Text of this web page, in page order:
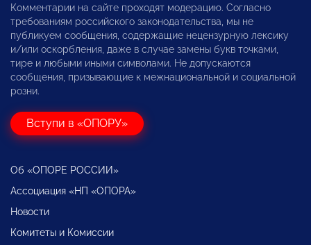
Комментарии на сайте проходят модерацию. Согласно
требованиям российского законодательства, мы не
публикуем сообщения, содержащие нецензурную лексику
и/или оскорбления, даже в случае замены букв точками,
тире и любыми иными символами. Не допускаются
сообщения, призывающие к межнациональной и социальной
розни.
Вступи в «ОПОРУ»
Об «ОПОРЕ РОССИИ»
Ассоциация «НП «ОПОРА»
Новости
Комитеты и Комиссии